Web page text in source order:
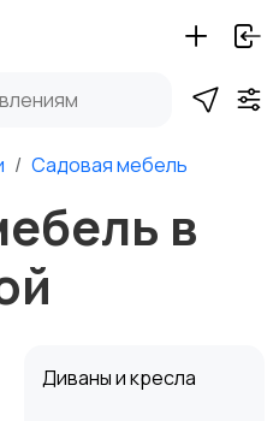
Садовая мебель
в
Диваны и кресла